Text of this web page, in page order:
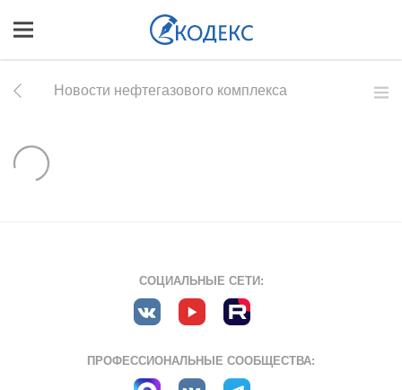
Новости нефтегазового комплекса
СОЦИАЛЬНЫЕ СЕТИ:
ПРОФЕССИОНАЛЬНЫЕ СООБЩЕСТВА: